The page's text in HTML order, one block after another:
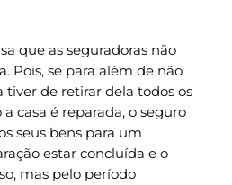
que as seguradoras não
Pois, se para além de não
tiver de retirar dela todos os
casa é reparada, o seguro
seus bens para um
estar concluída e o
mas pelo período